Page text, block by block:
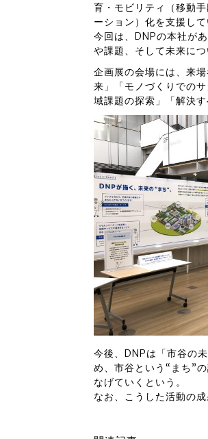
育・モビリティ（移動
ーション）化を支援して
今回は、DNPの本社が
や課題、そして未来につ
企画展の会場には、来
来」「モノづくりでの
域課題の探索」「解決
今後、DNPは「市谷の
め、市谷という“まち”
なげていくという。
なお、こうした活動の